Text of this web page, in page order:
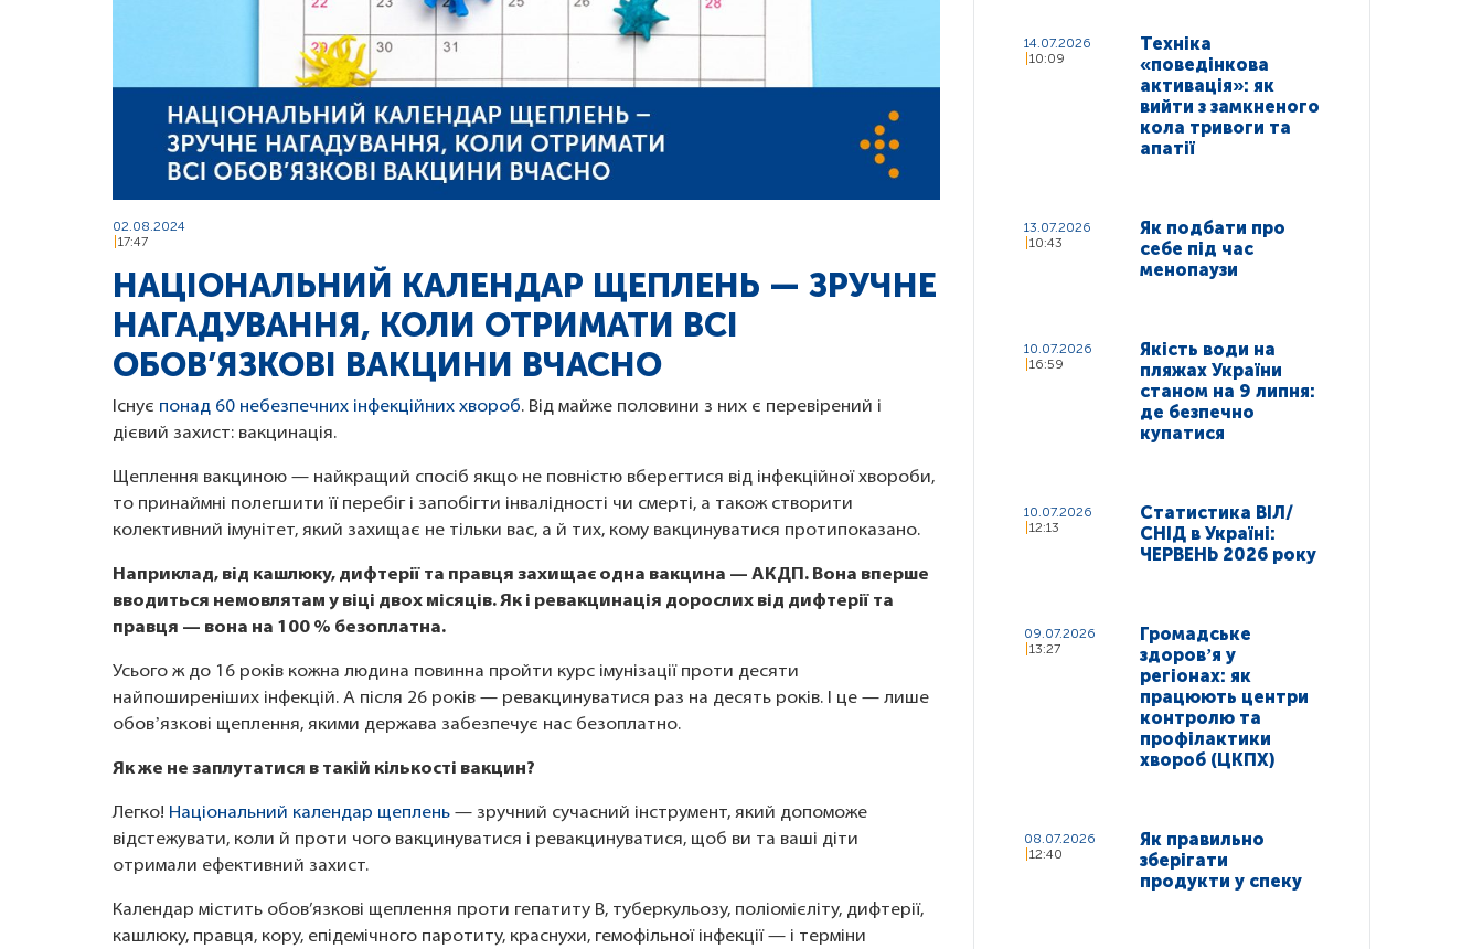
02.08.2024
17:47
НАЦІОНАЛЬНИЙ КАЛЕНДАР ЩЕПЛЕНЬ — ЗРУЧНЕ
НАГАДУВАННЯ, КОЛИ ОТРИМАТИ ВСІ
ОБОВ’ЯЗКОВІ ВАКЦИНИ ВЧАСНО
Існує понад 60 небезпечних інфекційних хвороб. Від майже половини з них є перевірений і
дієвий захист: вакцинація.
Щеплення вакциною — найкращий спосіб якщо не повністю вберегтися від інфекційної хвороби,
то принаймні полегшити її перебіг і запобігти інвалідності чи смерті, а також створити
колективний імунітет, який захищає не тільки вас, а й тих, кому вакцинуватися протипоказано.
Наприклад, від кашлюку, дифтерії та правця захищає одна вакцина — АКДП. Вона вперше
вводиться немовлятам у віці двох місяців. Як і ревакцинація дорослих від дифтерії та
правця — вона на 100 % безоплатна.
Усього ж до 16 років кожна людина повинна пройти курс імунізації проти десяти
найпоширеніших інфекцій. А після 26 років — ревакцинуватися раз на десять років. І це — лише
обовʼязкові щеплення, якими держава забезпечує нас безоплатно.
Як же не заплутатися в такій кількості вакцин?
Легко! Національний календар щеплень — зручний сучасний інструмент, який допоможе
відстежувати, коли й проти чого вакцинуватися і ревакцинуватися, щоб ви та ваші діти
отримали ефективний захист.
Календар містить обов’язкові щеплення проти гепатиту В, туберкульозу, поліомієліту, дифтерії,
кашлюку, правця, кору, епідемічного паротиту, краснухи, гемофільної інфекції — і терміни
14.07.2026
10:09
Техніка
«поведінкова
активація»: як
вийти з замкненого
кола тривоги та
апатії
13.07.2026
10:43
Як подбати про
себе під час
менопаузи
10.07.2026
16:59
Якість води на
пляжах України
станом на 9 липня:
де безпечно
купатися
10.07.2026
12:13
Статистика ВІЛ/
СНІД в Україні:
ЧЕРВЕНЬ 2026 року
09.07.2026
13:27
Громадське
здоровʼя у
регіонах: як
працюють центри
контролю та
профілактики
хвороб (ЦКПХ)
08.07.2026
12:40
Як правильно
зберігати
продукти у спеку